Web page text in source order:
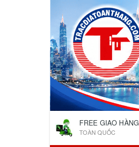
FREE GIAO HÀNG
TOÀN QUỐC